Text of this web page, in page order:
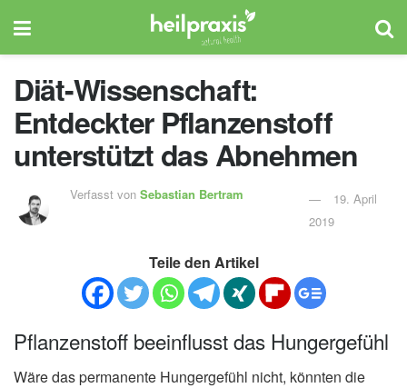
Diät-Wissenschaft:
Entdeckter Pflanzenstoff
unterstützt das Abnehmen
Verfasst vonSebastian Bertram
19. April
2019
Teile den Artikel
Pflanzenstoff beeinflusst das Hungergefühl
Wäre das permanente Hungergefühl nicht, könnten die